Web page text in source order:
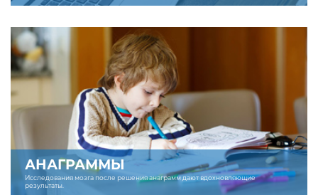
АНАГРАММЫ
Исследования мозга после решения анаграмм дают вдохновляющие
результаты.